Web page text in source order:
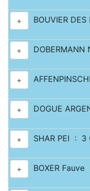
+ BOUVIER
+
+
+ DOGUE
+ SHAR PEI : 3
+ BOXER